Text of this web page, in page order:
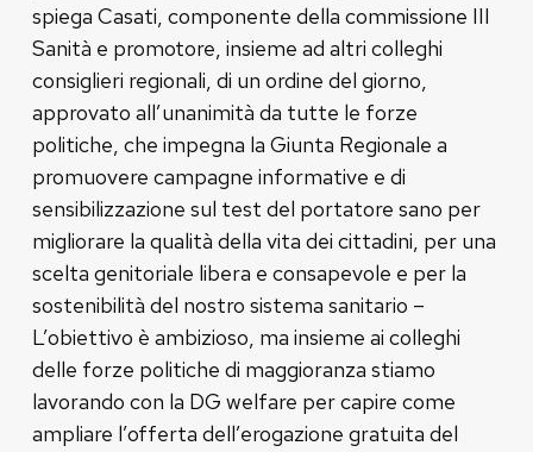
spiega Casati, componente della commissione III
Sanità e promotore, insieme ad altri colleghi
consiglieri regionali, di un ordine del giorno,
approvato all’unanimità da tutte le forze
politiche, che impegna la Giunta Regionale a
promuovere campagne informative e di
sensibilizzazione sul test del portatore sano per
migliorare la qualità della vita dei cittadini, per una
scelta genitoriale libera e consapevole e per la
sostenibilità del nostro sistema sanitario –
L’obiettivo è ambizioso, ma insieme ai colleghi
delle forze politiche di maggioranza stiamo
lavorando con la DG welfare per capire come
ampliare l’offerta dell’erogazione gratuita del